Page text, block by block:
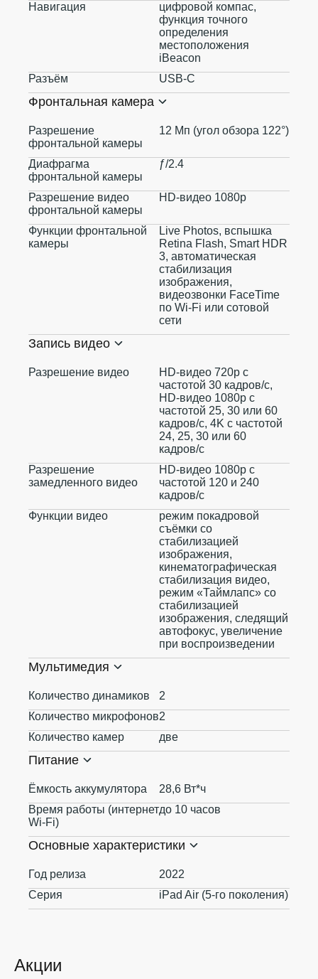
Акции
Навигация
цифровой компас,
функция точного
определения
местоположения
iBeacon
Разъём
USB‑C
Фронтальная камера
Разрешение
фронтальной камеры
12 Мп (угол обзора 122°)
Диафрагма
фронтальной камеры
ƒ/2.4
Разрешение видео
фронтальной камеры
HD-видео 1080p
Функции фронтальной
камеры
Live Photos, вспышка
Retina Flash, Smart HDR
3, автоматическая
стабилизация
изображения,
видеозвонки FaceTime
по Wi‑Fi или сотовой
сети
Запись видео
Разрешение видео
HD-видео 720p с
частотой 30 кадров/ с,
HD-видео 1080p с
частотой 25, 30 или 60
кадров/ с, 4K с частотой
24, 25, 30 или 60
кадров/ с
Разрешение
замедленного видео
HD-видео 1080р с
частотой 120 и 240
кадров/ с
Функции видео
режим покадровой
съёмки со
стабилизацией
изображения,
кинематографическая
стабилизация видео,
режим «Таймлапс» со
стабилизацией
изображения, следящий
автофокус, увеличение
при воспроизведении
Мультимедия
Количество динамиков
2
Количество микрофонов2
Количество камер
две
Питание
Ёмкость аккумулятора
28,6 Вт*ч
Время работы (интернет
Wi-Fi)
до 10 часов
Основные характеристики
Год релиза
2022
Серия
iPad Air (5-го поколения)